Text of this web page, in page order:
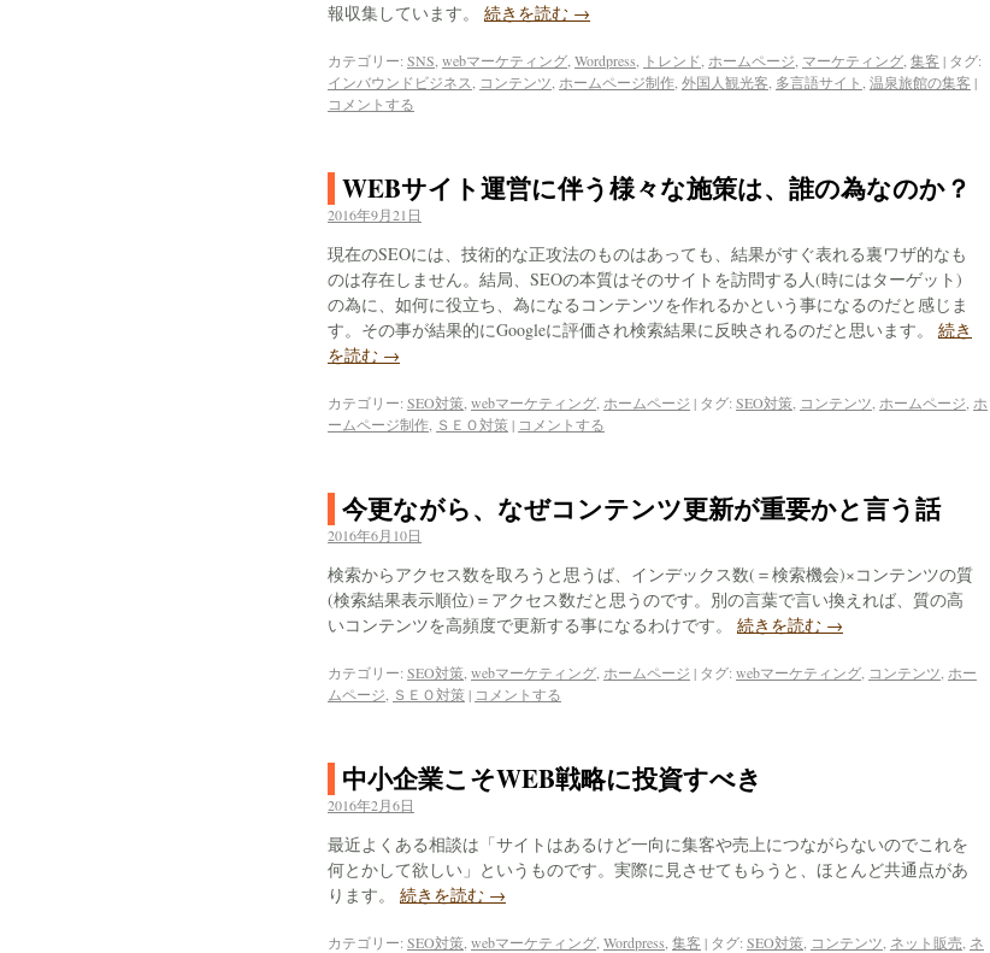
報収集しています。 続きを読む →
カテゴリー: SNS webマーケティング Wordpress トレンド ホームページ マーケティング 集客 | タグ:
インバウンドビジネス
コンテンツ ホームページ制作 外国人観光客 多言語サイト 温泉旅館の集客 |
コメントする
WEBサイト運営に伴う様々な施策は、誰の為なのか？
2016年9月21日
現在のSEOには、技術的な正攻法のものはあっても、結果がすぐ表れる裏ワザ的なも
のは存在しません。結局、SEOの本質はそのサイトを訪問する人(時にはターゲット)
の為に、如何に役立ち、為になるコンテンツを作れるかという事になるのだと感じま
す。その事が結果的にGoogleに評価され検索結果に反映されるのだと思います。 続き
を読む →
カテゴリー: SEO対策 webマーケティング ホームページ | タグ: SEO対策 コンテンツ ホームページ ホ
ームページ制作 ＳＥＯ対策| コメントする
今更ながら、なぜコンテンツ更新が重要かと言う話
2016年6月10日
検索からアクセス数を取ろうと思うば、インデックス数(＝検索機会)×コンテンツの質
(検索結果表示順位)＝アクセス数だと思うのです。別の言葉で言い換えれば、質の高
いコンテンツを高頻度で更新する事になるわけです。 続きを読む →
カテゴリー: SEO対策 webマーケティング ホームページ | タグ: webマーケティング コンテンツ ホー
ムページ
ＳＥＯ対策| コメントする
中小企業こそWEB戦略に投資すべき
2016年2月6日
最近よくある相談は「サイトはあるけど一向に集客や売上につながらないのでこれを
何とかして欲しい」というものです。実際に見させてもらうと、ほとんど共通点があ
ります。 続きを読む →
カテゴリー: SEO対策 webマーケティング Wordpress 集客 | タグ: SEO対策 コンテンツ ネット販売 ネ